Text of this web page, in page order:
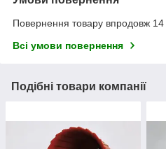
Повернення товару впродовж 14
Всі умови повернення
Подібні товари компанії